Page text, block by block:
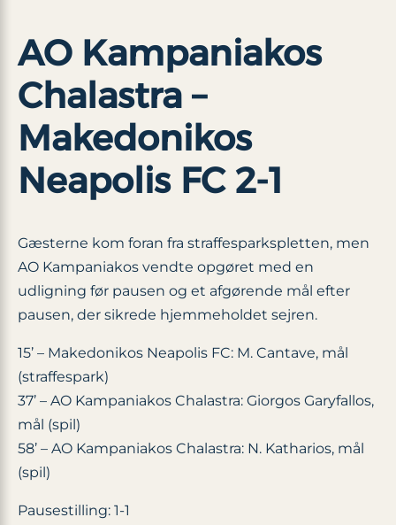
AO Kampaniakos
Chalastra –
Makedonikos
Neapolis FC 2-1
Gæsterne kom foran fra straffesparkspletten, men
AO Kampaniakos vendte opgøret med en
udligning før pausen og et afgørende mål efter
pausen, der sikrede hjemmeholdet sejren.
15’ – Makedonikos Neapolis FC: M. Cantave, mål
(straffespark)
37’ – AO Kampaniakos Chalastra: Giorgos Garyfallos,
mål (spil)
58’ – AO Kampaniakos Chalastra: N. Katharios, mål
(spil)
Pausestilling: 1-1